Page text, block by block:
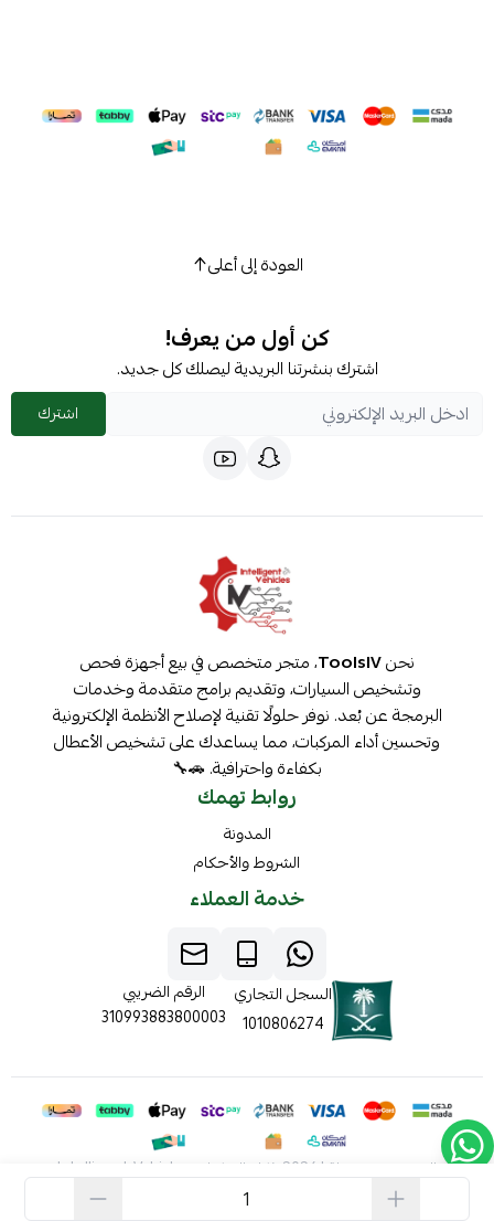
العودة إلى أعلى
كن أول من يعرف!
اشترك بنشرتنا البريدية ليصلك كل جديد.
اشترك
نحنToolsIV، متجر متخصص في بيع أجهزة فحص
وتشخيص السيارات، وتقديم برامج متقدمة وخدمات
البرمجة عن بُعد. نوفر حلولًا تقنية لإصلاح الأنظمة الإلكترونية
وتحسين أداء المركبات، مما يساعدك على تشخيص الأعطال
بكفاءة واحترافية. 🚗🔧
روابط تهمك
المدونة
الشروط والأحكام
خدمة العملاء
السجل التجاري
1010806274
الرقم الضريبي
310993883800003
الحقوق محفوظة | 2026 ذكاء المركبات Intelligent Vehicles